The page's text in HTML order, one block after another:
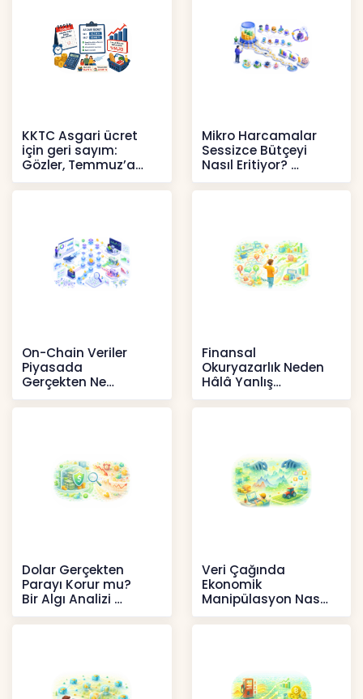
KKTC Asgari ücret
için geri sayım:
Gözler, Temmuz’a
yansıması beklenen
artışta
Mikro Harcamalar
Sessizce Bütçeyi
Nasıl Eritiyor?
İçerikler
On-Chain Veriler
Piyasada
Gerçekten Ne
Anlatır?
Finansal
Okuryazarlık Neden
Hâlâ Yanlış
Anlaşılıyor?
Dolar Gerçekten
Parayı Korur mu?
Bir Algı Analizi
İçerikler
Veri Çağında
Ekonomik
Manipülasyon Nasıl
Şekil Değiştirdi?